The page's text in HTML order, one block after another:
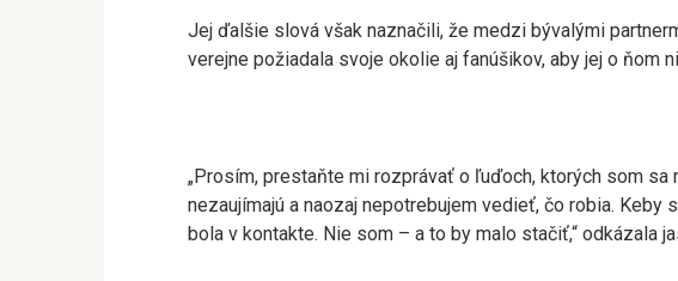
Jej ďalšie slová však naznačili, že medzi bývalými
verejne požiadala svoje okolie aj fanúšikov, aby jej o ňom
„Prosím, prestaňte mi rozprávať o ľuďoch, ktorých som
nezaujímajú a naozaj nepotrebujem vedieť, čo robia.
bola v kontakte. Nie som – a to by malo stačiť,“ odkázala